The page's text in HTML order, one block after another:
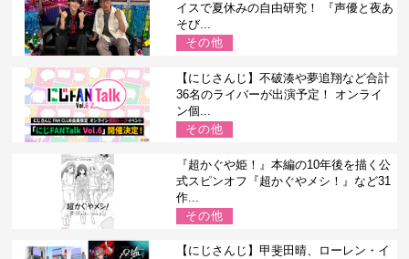
イスで夏休みの自由研究！ 『声優と夜あ
そび...
その他
【にじさんじ】不破湊や夢追翔など合計
36名のライバーが出演予定！ オンライ
ン個...
その他
『超かぐや姫！』本編の10年後を描く公
式スピンオフ『超かぐやメシ！』など31
作...
その他
【にじさんじ】甲斐田晴、ローレン・イ